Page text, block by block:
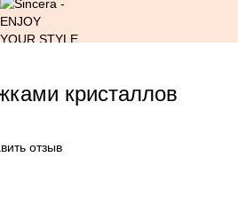
кристаллов
отзыв